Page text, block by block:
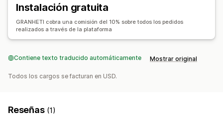
Administración de pedidos
Pedidos al por mayor Aprobación de pedidos
Sincronización de pedidos Sincronización de seguimiento
Instalación gratuita
GRANHETl cobra una comisión del 10% sobre todos los pedidos
realizados a través de la plataforma
Contiene texto traducido automáticamente Mostrar original
Todos los cargos se facturan en USD.
Reseñas (1)